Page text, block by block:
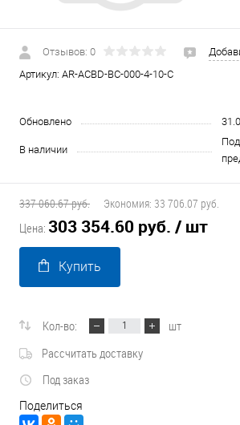
Отзывов: 0
Артикул: AR-ACBD-BC-000-4-10-C
Обновлено
В наличии
337 060.67 руб. Экономия: 33 706.07 руб.
Цена: 303 354.60 руб. / шт
Купить
Кол-во:
шт
Рассчитать доставку
Под заказ
Поделиться